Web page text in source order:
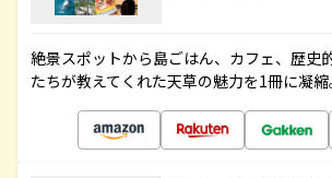
絶景スポットから島ごはん、カフェ、歴史
たちが教えてくれた天草の魅力を1冊に凝縮